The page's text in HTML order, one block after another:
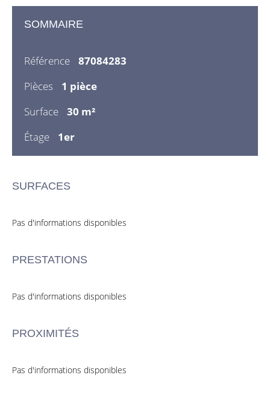
SOMMAIRE
Référence
87084283
Pièces
1 pièce
Surface
30 m²
Étage
1er
SURFACES
Pas d'informations disponibles
PRESTATIONS
Pas d'informations disponibles
PROXIMITÉS
Pas d'informations disponibles